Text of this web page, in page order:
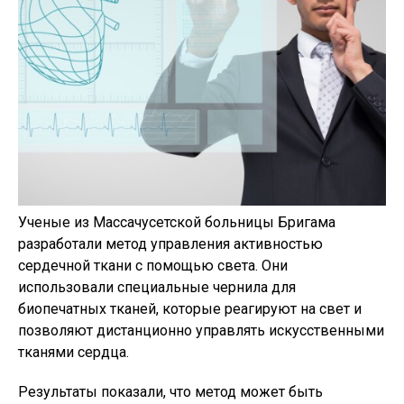
Ученые из Массачусетской больницы Бригама
разработали метод управления активностью
сердечной ткани с помощью света. Они
использовали специальные чернила для
биопечатных тканей, которые реагируют на свет и
позволяют дистанционно управлять искусственными
тканями сердца.
Результаты показали, что метод может быть